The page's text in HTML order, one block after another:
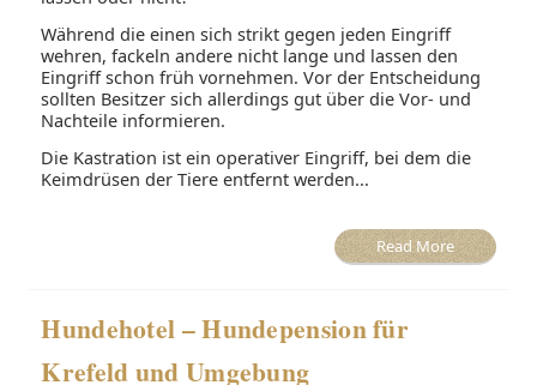
Während die einen sich strikt gegen jeden Eingriff
wehren, fackeln andere nicht lange und lassen den
Eingriff schon früh vornehmen. Vor der Entscheidung
sollten Besitzer sich allerdings gut über die Vor- und
Nachteile informieren.
Die Kastration ist ein operativer Eingriff, bei dem die
Keimdrüsen der Tiere entfernt werden...
Read More
Hundehotel – Hundepension für
Krefeld und Umgebung